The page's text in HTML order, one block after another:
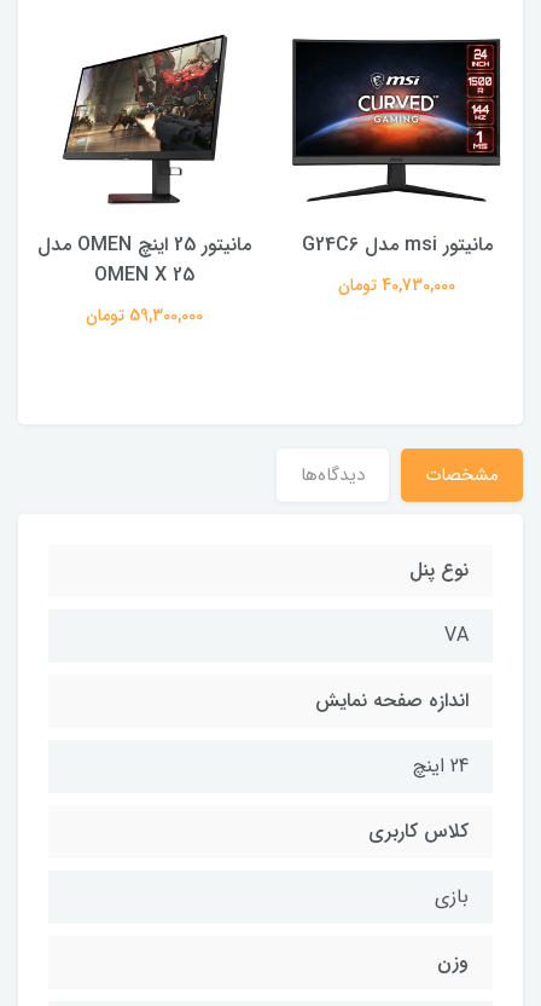
مانیتور msi مدل G24C6
40,730,000 تومان
مانیتور 25 اینچ OMEN مدل
OMEN X 25
59,300,000 تومان
مشخصات دیدگاه‌ها
نوع پنل
VA
اندازه صفحه نمایش
24 اینچ
کلاس کاربری
بازی
وزن